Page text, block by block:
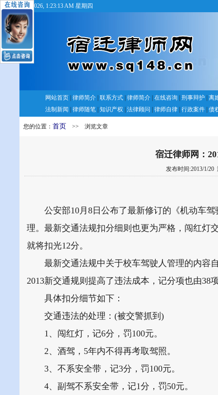
8/6/2026, 1:23:13 AM 星期四
网站首页 律师简介 联系方式 律师简介| 在线咨询 刑事辩护
离
法制新闻
律师随笔 知识产权 法律顾问 律师自律 行政案件 债
您的位置： 首页 >> 浏览文章
宿迁律师网：
发布时间:2013/1/20
公安部10月8日公布了最新修订的《机动车驾
理。最新交通法规扣分细则也更为严格，闯红灯
就将扣光12分。
最新交通法规中关于校车驾驶人管理的内容自
2013新交通规则提高了违法成本，记分项也由38
具体扣分细节如下：
交通违法的处理：(被交警抓到)
1、闯红灯，记6分，罚100元。
2、酒驾，5年内不得再考取驾照。
3、不系安全带，记3分，罚100元。
4、副驾不系安全带，记1分，罚50元。